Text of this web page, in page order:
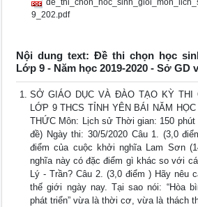
9_202.pdf
Nội dung text: Đề thi chọn học
Lớp 9 - Năm học 2019-2020 - Sở GD
SỞ GIÁO DỤC VÀ ĐÀO TẠO KỲ THI
LỚP 9 THCS TỈNH YÊN BÁI NĂM
THỨC Môn: Lịch sử Thời gian: 150
đề) Ngày thi: 30/5/2020 Câu 1. (3,0
điểm của cuộc khởi nghĩa Lam Sơn
nghĩa này có đặc điểm gì khác so với
Lý - Trần? Câu 2. (3,0 điểm ) Hãy nêu
thế giới ngày nay. Tại sao nói: “Hòa
phát triển” vừa là thời cơ, vừa là thách